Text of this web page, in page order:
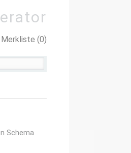
Merkliste (0)
Schema